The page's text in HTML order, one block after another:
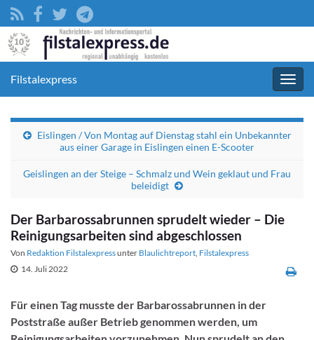
Filstalexpress
Eislingen / Von Montag auf Dienstag stahl ein Unbekannter
aus einer Garage in Eislingen einen E-Scooter
Geislingen an der Steige – Schmalz und Wein geklaut und Frau
beleidigt
Der Barbarossabrunnen sprudelt wieder – Die
Reinigungsarbeiten sind abgeschlossen
Von Redaktion Filstalexpressunter Blaulichtreport, Filstalexpress
14. Juli 2022
Für einen Tag musste der Barbarossabrunnen in der
Poststraße außer Betrieb genommen werden, um